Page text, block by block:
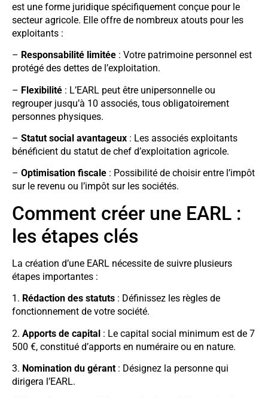
est une forme juridique spécifiquement conçue pour le
secteur agricole. Elle offre de nombreux atouts pour les
exploitants :
– Responsabilité limitée : Votre patrimoine personnel est
protégé des dettes de l’exploitation.
– Flexibilité : L’EARL peut être unipersonnelle ou
regrouper jusqu’à 10 associés, tous obligatoirement
personnes physiques.
– Statut social avantageux : Les associés exploitants
bénéficient du statut de chef d’exploitation agricole.
– Optimisation fiscale : Possibilité de choisir entre l’impôt
sur le revenu ou l’impôt sur les sociétés.
Comment créer une EARL :
les étapes clés
La création d’une EARL nécessite de suivre plusieurs
étapes importantes :
1. Rédaction des statuts : Définissez les règles de
fonctionnement de votre société.
2. Apports de capital : Le capital social minimum est de 7
500 €, constitué d’apports en numéraire ou en nature.
3. Nomination du gérant : Désignez la personne qui
dirigera l’EARL.